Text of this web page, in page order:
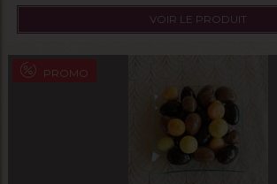
VOIR LE PRODUIT
PROMO